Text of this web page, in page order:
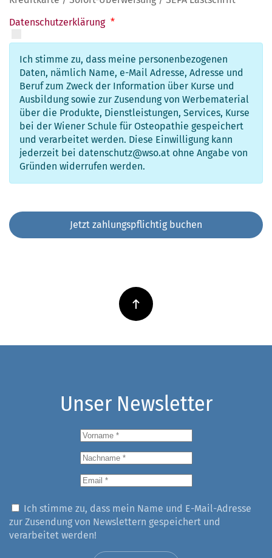
Datenschutzerklärung *
Ich stimme zu, dass meine personenbezogenen
Daten, nämlich Name, e-Mail Adresse, Adresse und
Beruf zum Zweck der Information über Kurse und
Ausbildung sowie zur Zusendung von Werbematerial
über die Produkte, Dienstleistungen, Services, Kurse
bei der Wiener Schule für Osteopathie gespeichert
und verarbeitet werden. Diese Einwilligung kann
jederzeit bei datenschutz@wso.at ohne Angabe von
Gründen widerrufen werden.
Unser Newsletter
Ich stimme zu, dass mein Name und E-Mail-Adresse
zur Zusendung von Newslettern gespeichert und
verarbeitet werden!